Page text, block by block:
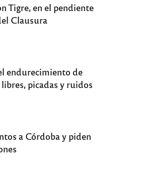
Tigre, en el pendiente
Clausura
endurecimiento de
picadas y ruidos
a Córdoba y piden